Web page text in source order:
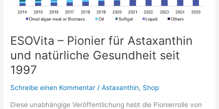
ESOVita – Pionier für Astaxanthin
und natürliche Gesundheit seit
1997
Schreibe einen Kommentar /Astaxanthin, Shop
Diese unabhängige Veröffentlichung hebt die Pionierrolle von